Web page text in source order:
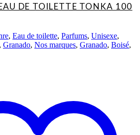
DE TOILETTE TONKA 100
, Eau de toilette, Parfums, Unisexe,
, Granado, Nos marques, Granado, Boisé,